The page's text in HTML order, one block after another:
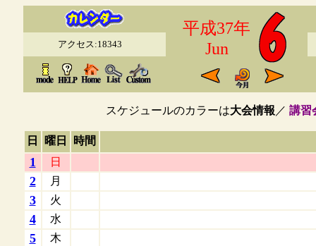
平成37年
Jun
アクセス:18343
スケジュールのカラーは大会情報 ／ 講習
日 曜日 時間
1 日
2 月
3 火
4 水
5 木